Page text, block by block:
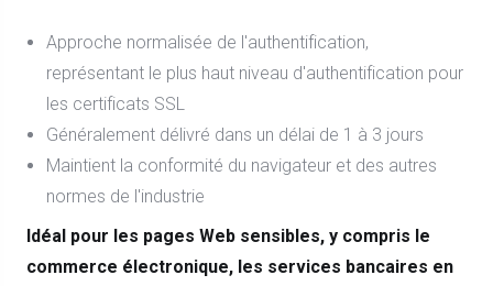
Approche normalisée de l'authentification,
représentant le plus haut niveau d'authentification pour
les certificats SSL
Généralement délivré dans un délai de 1 à 3 jours
Maintient la conformité du navigateur et des autres
normes de l'industrie
Idéal pour les pages Web sensibles, y compris le
commerce électronique, les services bancaires en